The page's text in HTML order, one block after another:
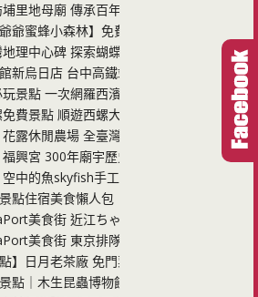
里地母廟 傳承百年香火！南投必訪異域神
爺蜜蜂小森林】免費參觀、百年蜂蜜DIY！
理中心碑 探索蝴蝶生態與自然秘境的南投
新烏日店 台中高鐵站免費景點 鐵道迷一定
景點 一次網羅西濱快速公路沿線景點 博
費景點 順遊西螺大橋廣場與西螺大橋蝴
露休閒農場 全臺灣唯一的繡球花火車 夢
興宮 300年廟宇歷史 大家的太平媽 來參
中的魚skyfish手工餅乾 無香精無色素 在
點住宿美食懶人包｜8個必玩景點、行程規
美食街 近江ちゃんぽん亭 台灣1號店 喜
美食街 東京排隊美食-日本橋海鮮丼辻
點】日月老茶廠 免門票免費停車！《茶金》
點｜木生昆蟲博物館 蝴蝶小鎮生態園區，